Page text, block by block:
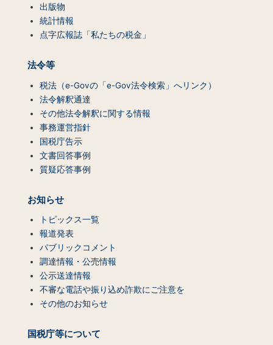
出版物
統計情報
点字広報誌「私たちの税金」
法令等
税法（e-Govの「e-Gov法令検索」へリンク）
法令解釈通達
その他法令解釈に関する情報
事務運営指針
国税庁告示
文書回答事例
質疑応答事例
お知らせ
トピックス一覧
報道発表
パブリックコメント
調達情報・公売情報
公示送達情報
不審な電話や振り込め詐欺にご注意を
その他のお知らせ
国税庁等について